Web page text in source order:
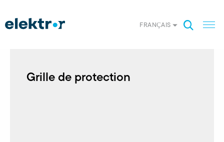
FRANÇAIS
Grille de protection